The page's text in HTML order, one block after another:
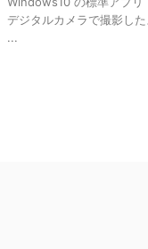
デジタルカメラで撮影し
...